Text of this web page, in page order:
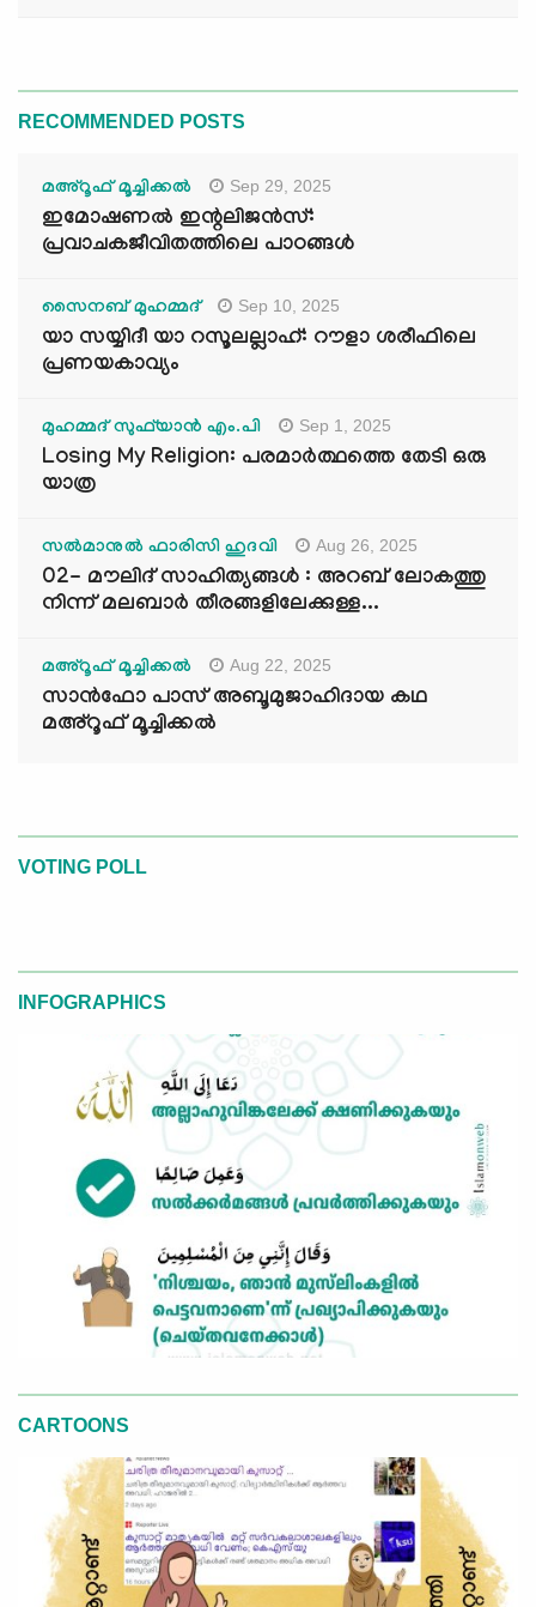
RECOMMENDED POSTS
മഅ്റൂഫ് മൂച്ചിക്കല്‍ Sep 29, 2025
ഇമോഷണൽ ഇന്റലിജൻസ്:
പ്രവാചകജീവിതത്തിലെ പാഠങ്ങൾ
സൈനബ് മുഹമ്മദ് Sep 10, 2025
യാ സയ്യിദീ യാ റസൂലല്ലാഹ്: റൗളാ ശരീഫിലെ
പ്രണയകാവ്യം
മുഹമ്മദ് സുഫ്‌യാൻ എം.പി Sep 1, 2025
Losing My Religion: പരമാർത്ഥത്തെ തേടി ഒരു
യാത്ര
സൽമാനുൽ ഫാരിസി ഹുദവി Aug 26, 2025
02- മൗലിദ് സാഹിത്യങ്ങൾ : അറബ് ലോകത്തു
നിന്ന് മലബാർ തീരങ്ങളിലേക്കുള്ള...
മഅ്റൂഫ് മൂച്ചിക്കല്‍ Aug 22, 2025
സാൻഫോ പാസ് അബൂമുജാഹിദായ കഥ
മഅ്റൂഫ് മൂച്ചിക്കല്‍
VOTING POLL
INFOGRAPHICS
CARTOONS